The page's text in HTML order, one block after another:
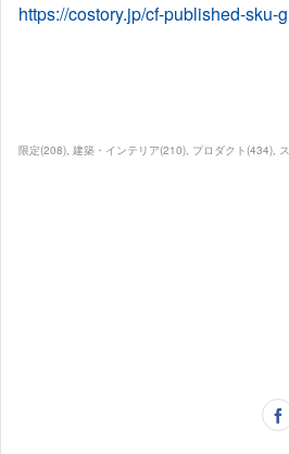
https://costory.jp/cf-published-sku-
限定(208) 建築・インテリア(210) プロダクト(434)